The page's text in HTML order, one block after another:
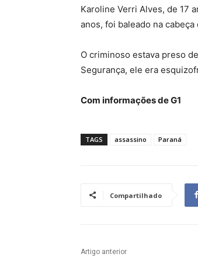
Karoline Verri Alves, de 17
anos, foi baleado na
O criminoso estava preso
Segurança, ele era
Com informações de G1
TAGS assassino Paraná
Compartilhado
Artigo anterior